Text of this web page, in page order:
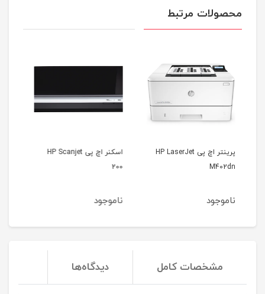
محصولات مرتبط
اسکنر اچ پی HP Scanjet
اسکنر اپسون Epson V330
ناموجود
مشخصات کامل دیدگاه‌ها